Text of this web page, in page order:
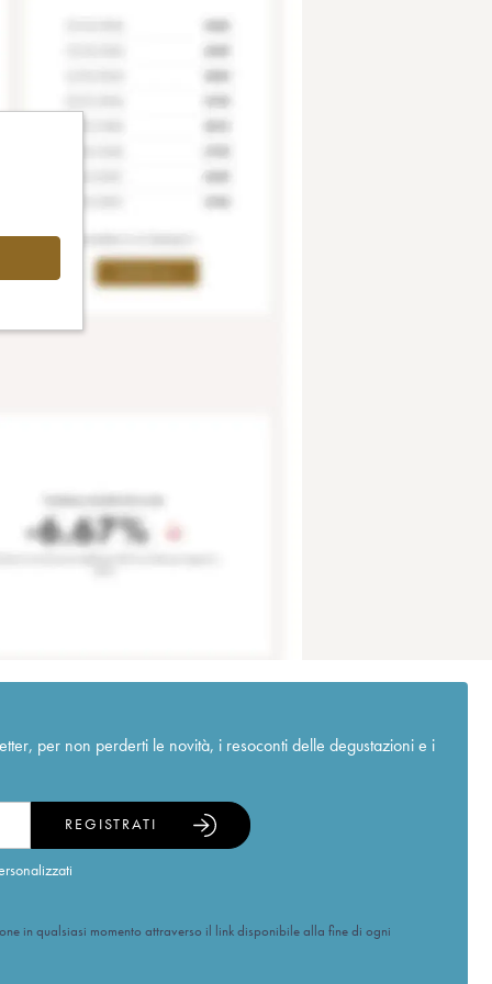
per non perderti le novità, i resoconti delle degustazioni e i
REGISTRATI
in qualsiasi momento attraverso il link disponibile alla fine di ogni